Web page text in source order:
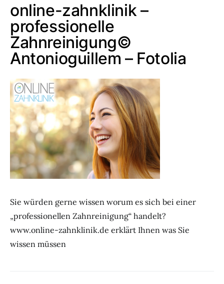
online-zahnklinik –
professionelle
Zahnreinigung©
Antonioguillem – Fotolia
Sie würden gerne wissen worum es sich bei einer
„professionellen Zahnreinigung“ handelt?
www.online-zahnklinik.de erklärt Ihnen was Sie
wissen müssen